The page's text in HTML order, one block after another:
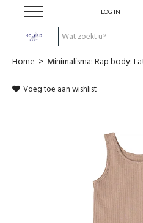
LOG IN
SHOP
EHBO & REANIMATIE
VROEDVROUW AAN HUIS
Home > Minimalisma: Rap body:
Voeg toe aan wishlist